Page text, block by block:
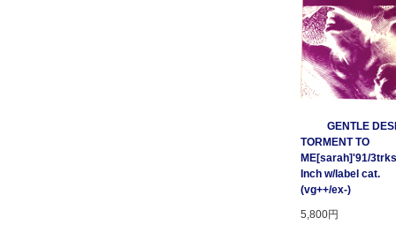
GENTLE
TORMENT TO
ME[sarah]'91/
Inch w/label cat.
(vg++/ex-)
5,800円